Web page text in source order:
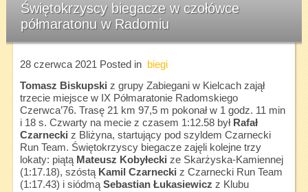
Świętokrzyscy biegacze w czołówce
półmaratonu w Radomiu
28 czerwca 2021Posted in
biegi
Tomasz Biskupski z grupy Zabiegani w Kielcach zajął
trzecie miejsce w IX Półmaratonie Radomskiego
Czerwca’76. Trasę 21 km 97,5 m pokonał w 1 godz. 11 min
i 18 s. Czwarty na mecie z czasem 1:12.58 był Rafał
Czarnecki z Bliżyna, startujący pod szyldem Czarnecki
Run Team. Świętokrzyscy biegacze zajęli kolejne trzy
lokaty: piątą Mateusz Kobyłecki ze Skarżyska-Kamiennej
(1:17.18), szóstą Kamil Czarnecki z Czarnecki Run Team
(1:17.43) i siódmąSebastian Łukasiewicz z Klubu